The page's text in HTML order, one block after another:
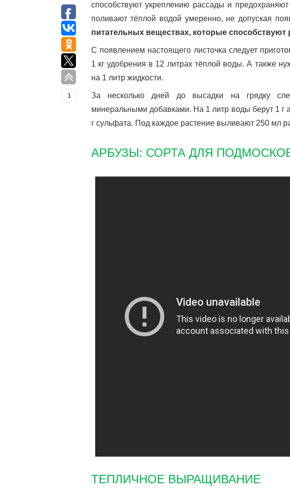
способствуют укреплению рассады и
поливают тёплой водой умеренно, не допуская
питательных веществах, которые
С появлением настоящего листочка следует
1 кг удобрения в 12 литрах тёплой воды. А также
на 1 литр жидкости.
За несколько дней до высадки на грядку
минеральными добавками. На 1 литр воды берут 1 г
г сульфата. Под каждое растение выливают 250 мл
АРБУЗЫ: СОРТА ДЛЯ
ТЕПЛИЧНОЕ ВЫРАЩИВАНИЕ
1